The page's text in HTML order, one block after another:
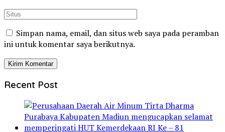
Simpan nama, email, dan situs web saya pada peramban
ini untuk komentar saya berikutnya.
Recent Post